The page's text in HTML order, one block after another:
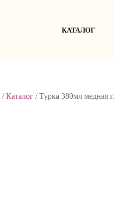
КАТАЛОГ
/Каталог /Турка 380мл медная